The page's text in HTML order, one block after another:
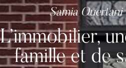
L’immobilier,
famille et de